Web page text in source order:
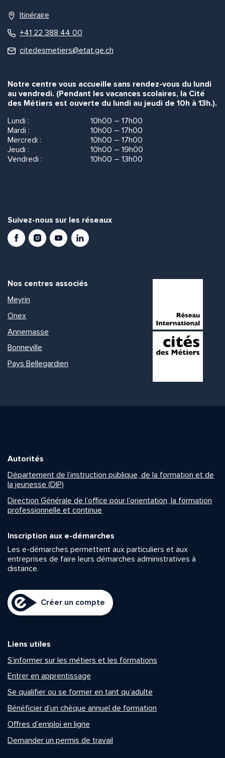
Itinéraire
+41 22 388 44 00
citedesmetiers@etat.ge.ch
Notre centre vous accueille sans rendez-vous du lundi
au vendredi. (Pendant les vacances scolaires, la Cité
des Métiers est ouverte du lundi au jeudi de 10h à 13h.).
Lundi :
10h00 – 17h00
Mardi :
10h00 – 17h00
Mercredi :
10h00 – 17h00
Jeudi :
10h00 – 19h00
Vendredi :
10h00 – 13h00
Suivez-nous sur les réseaux
FacebookInstagramYoutubeLinkedIn
Nos centres associés
Meyrin
Onex
Annemasse
Bonneville
Pays Bellegardien
Autorités
Département de l’instruction publique, de la formation et de
la jeunesse (DIP)
Direction Générale de l’office pour l’orientation, la formation
professionnelle et continue
Inscription aux e-démarches
Les e-démarches permettent aux particuliers et aux
entreprises de faire leurs démarches administratives à
distance.
Créer un compte
Liens utiles
S’informer sur les métiers et les formations
Entrer en apprentissage
Se qualifier ou se former en tant qu’adulte
Bénéficier d’un chèque annuel de formation
Offres d’emploi en ligne
Demander un permis de travail